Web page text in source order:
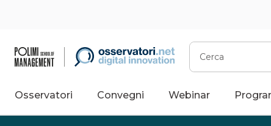
Cerca
Osservatori Convegni Webinar